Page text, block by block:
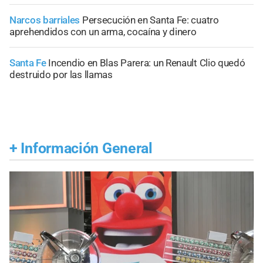
Narcos barriales Persecución en Santa Fe: cuatro
aprehendidos con un arma, cocaína y dinero
Santa Fe Incendio en Blas Parera: un Renault Clio quedó
destruido por las llamas
+ Información General